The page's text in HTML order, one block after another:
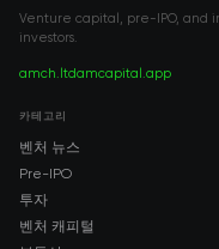
Venture capital, pre-IPO, and
investors.
amch.ltdamcapital.app
카테고리
벤처 뉴스
Pre-IPO
투자
벤처 캐피털